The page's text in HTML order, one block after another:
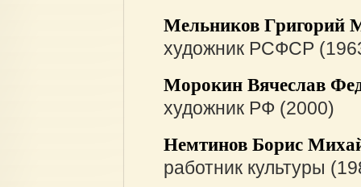
Мельников Григорий
художник РСФСР
Морокин Вячеслав
художник РФ (2000)
Немтинов Борис
работник культуры